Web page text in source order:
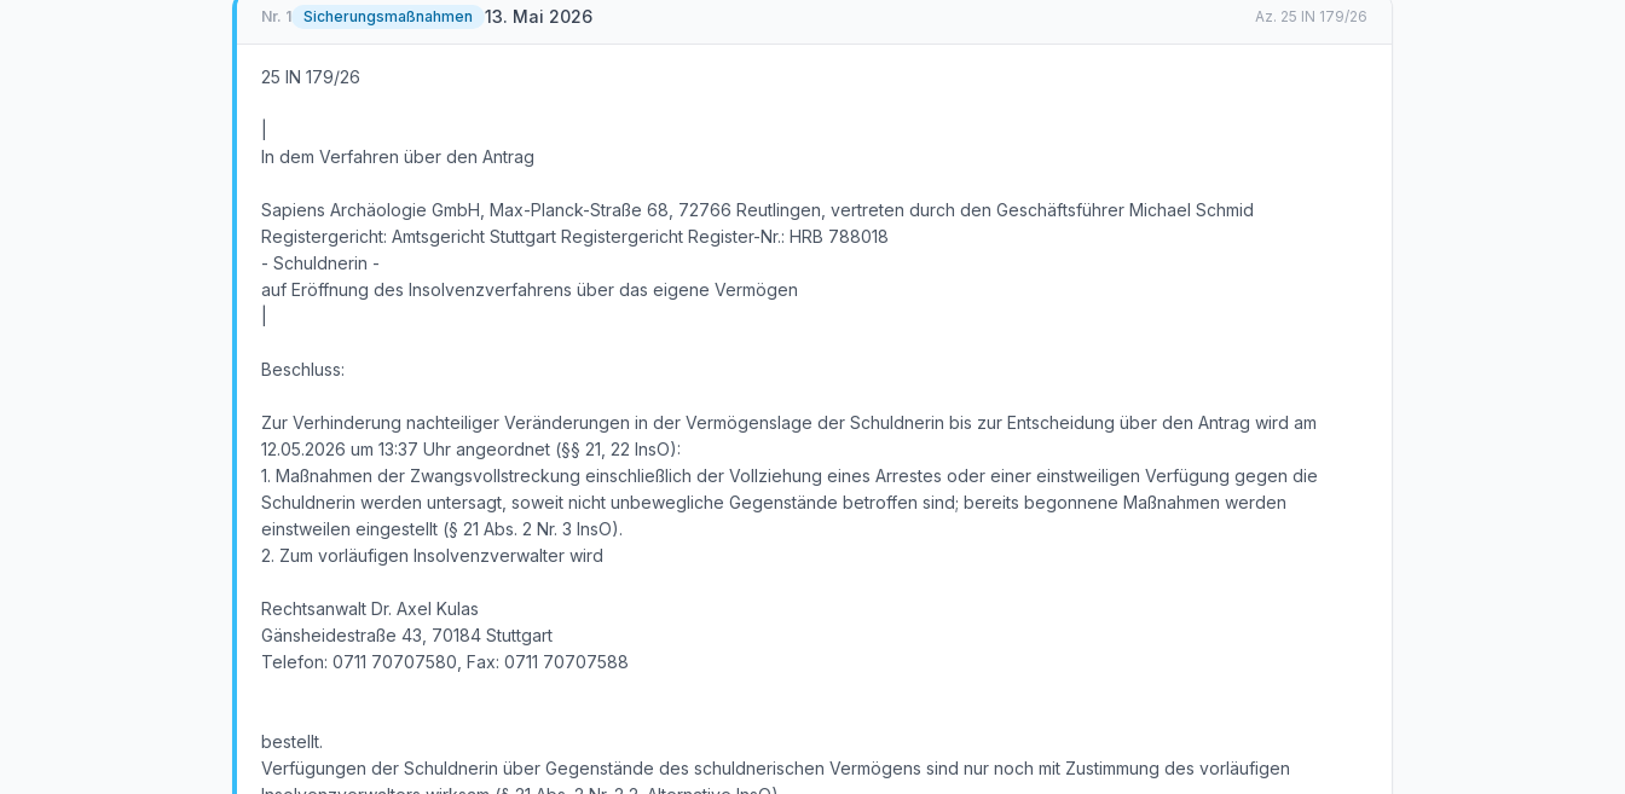
Nr. 1 Sicherungsmaßnahmen 13. Mai 2026 Az. 25 IN 179/26
25 IN 179/26
In dem Verfahren über den Antrag
Sapiens Archäologie GmbH, Max-Planck-Straße 68, 72766 Reutlingen, vertreten durch den Geschäftsführer Michael Schmid
Registergericht: Amtsgericht Stuttgart Registergericht Register-Nr.: HRB 788018
- Schuldnerin -
auf Eröffnung des Insolvenzverfahrens über das eigene Vermögen
Beschluss:
Zur Verhinderung nachteiliger Veränderungen in der Vermögenslage der Schuldnerin bis zur Entscheidung über den Antrag wird am
12.05.2026 um 13:37 Uhr angeordnet (§§ 21, 22 InsO):
1. Maßnahmen der Zwangsvollstreckung einschließlich der Vollziehung eines Arrestes oder einer einstweiligen Verfügung gegen die
Schuldnerin werden untersagt, soweit nicht unbewegliche Gegenstände betroffen sind; bereits begonnene Maßnahmen werden
einstweilen eingestellt (§ 21 Abs. 2 Nr. 3 InsO).
2. Zum vorläufigen Insolvenzverwalter wird
Rechtsanwalt Dr. Axel Kulas
Gänsheidestraße 43, 70184 Stuttgart
Telefon: 0711 70707580, Fax: 0711 70707588
bestellt.
Verfügungen der Schuldnerin über Gegenstände des schuldnerischen Vermögens sind nur noch mit Zustimmung des vorläufigen